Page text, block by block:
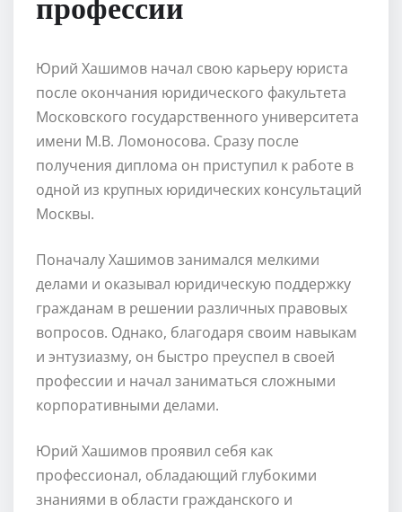
Юрий Хашимов начал свою карьеру юриста
после окончания юридического факультета
Московского государственного университета
имени М.В. Ломоносова. Сразу после
получения диплома он приступил к работе в
одной из крупных юридических консультаций
Москвы.
Поначалу Хашимов занимался мелкими
делами и оказывал юридическую поддержку
гражданам в решении различных правовых
вопросов. Однако, благодаря своим навыкам
и энтузиазму, он быстро преуспел в своей
профессии и начал заниматься сложными
корпоративными делами.
Юрий Хашимов проявил себя как
профессионал, обладающий глубокими
знаниями в области гражданского и